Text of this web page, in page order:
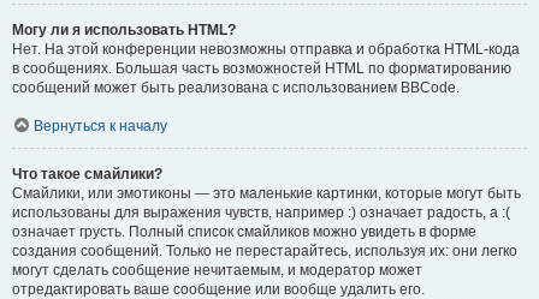
Могу ли я использовать HTML?
Нет. На этой конференции невозможны отправка и обработка HTML-кода
в сообщениях. Большая часть возможностей HTML по форматированию
сообщений может быть реализована с использованием BBCode.
Вернуться к началу
Что такое смайлики?
Смайлики, или эмотиконы — это маленькие картинки, которые могут быть
использованы для выражения чувств, например :) означает радость, а :(
означает грусть. Полный список смайликов можно увидеть в форме
создания сообщений. Только не перестарайтесь, используя их: они легко
могут сделать сообщение нечитаемым, и модератор может
отредактировать ваше сообщение или вообще удалить его.